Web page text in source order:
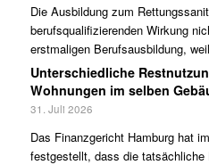
Die Ausbildung zum
berufsqualifizierenden Wirkung
erstmaligen Berufsausbildung, weil
Unterschiedliche
Wohnungen im selben
31. Juli 2026
Das Finanzgericht Hamburg hat
festgestellt, dass die tatsächliche